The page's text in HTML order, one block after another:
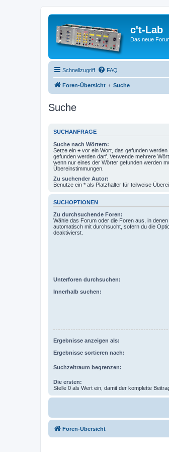
c't-Lab
Das neue
Schnellzugriff FAQ
Foren-Übersicht Suche
Suche
SUCHANFRAGE
Suche nach Wörtern:
Setze ein + vor ein Wort, das gefunden
gefunden werden darf. Verwende mehrere
wenn nur eines der Wörter gefunden werden
Übereinstimmungen.
Zu suchender Autor:
Benutze ein * als Platzhalter für teilweise
SUCHOPTIONEN
Zu durchsuchende Foren:
Wähle das Forum oder die Foren aus, in
automatisch mit durchsucht, sofern du die
deaktivierst.
Unterforen durchsuchen:
Innerhalb suchen:
Ergebnisse anzeigen als:
Ergebnisse sortieren nach:
Suchzeitraum begrenzen:
Die ersten:
Stelle 0 als Wert ein, damit der komplette
Foren-Übersicht